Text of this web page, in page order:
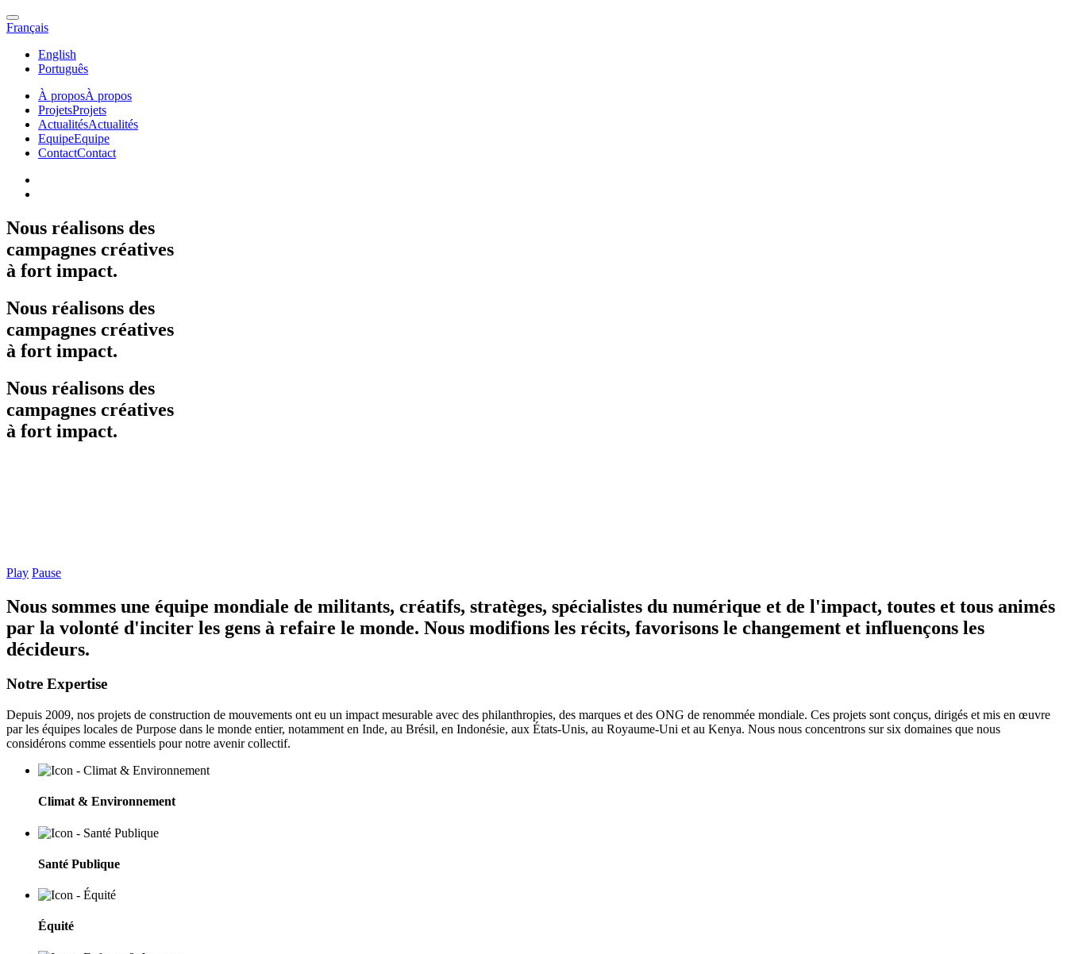
Français
English
Português
À proposÀ propos
ProjetsProjets
ActualitésActualités
EquipeEquipe
ContactContact
Nous réalisons des
campagnes créatives
à fort impact.
Nous réalisons des
campagnes créatives
à fort impact.
Nous réalisons des
campagnes créatives
à fort impact.
Play Pause
Nous sommes une équipe mondiale de militants, créatifs, stratèges, spécialistes du numérique et de l'impact, toutes et tous animés
par la volonté d'inciter les gens à refaire le monde. Nous modifions les récits, favorisons le changement et influençons les
décideurs.
Notre Expertise
Depuis 2009, nos projets de construction de mouvements ont eu un impact mesurable avec des philanthropies, des marques et des ONG de renommée mondiale. Ces projets sont conçus, dirigés et mis en œuvre
par les équipes locales de Purpose dans le monde entier, notamment en Inde, au Brésil, en Indonésie, aux États-Unis, au Royaume-Uni et au Kenya. Nous nous concentrons sur six domaines que nous
considérons comme essentiels pour notre avenir collectif.
Climat & Environnement
Santé Publique
Équité